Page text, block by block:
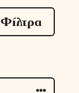
Φίλτρα